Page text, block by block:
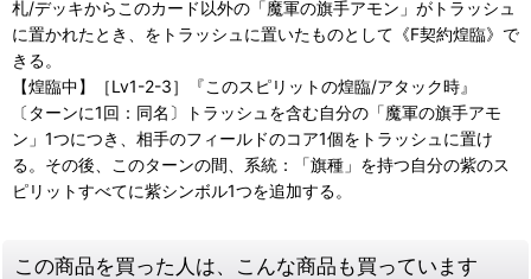
札/デッキからこのカード以外の「魔軍の旗手アモン」がトラッシュ
に置かれたとき、をトラッシュに置いたものとして《F契約煌臨》で
きる。
【煌臨中】［Lv1-2-3］『このスピリットの煌臨/アタック時』
〔ターンに1回：同名〕トラッシュを含む自分の「魔軍の旗手アモ
ン」1つにつき、相手のフィールドのコア1個をトラッシュに置け
る。その後、このターンの間、系統：「旗種」を持つ自分の紫のス
ピリットすべてに紫シンボル1つを追加する。
この商品を買った人は、こんな商品も買っています